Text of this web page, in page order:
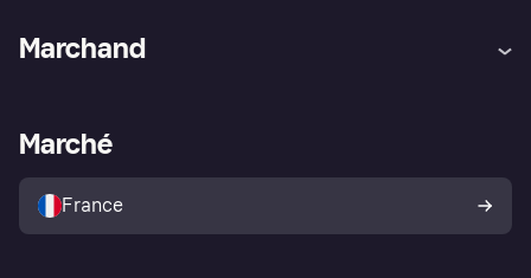
Explorez les magasins
Politique de protection de
l’acheteur Klarna
Marchand
Portail Marchand
Marché
France